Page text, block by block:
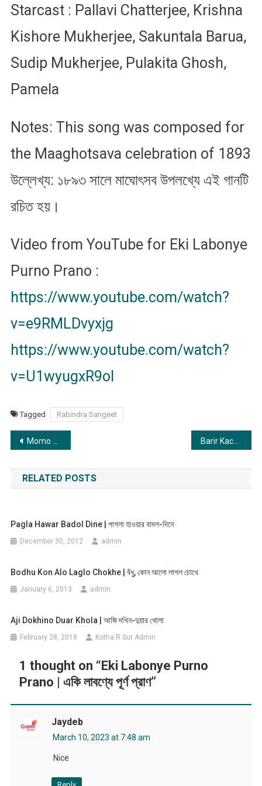
Starcast : Pallavi Chatterjee, Krishna
Kishore Mukherjee, Sakuntala Barua,
Sudip Mukherjee, Pulakita Ghosh,
Pamela
Notes: This song was composed for
the Maaghotsava celebration of 1893
উল্লেখ্য: ১৮৯৩ সালে মাঘোৎসব উপলখ্যে এই গানটি
রচিত হ​য়।
Video from YouTube for Eki Labonye
Purno Prano :
https://www.youtube.com/watch?
v=e9RMLDvyxjg
https://www.youtube.com/watch?
v=U1wyugxR9oI
Tagged Rabindra Sangeet
Post
navigation
Momo Chitte | মম চিত্তে
RELATED POSTS
Pagla Hawar Badol Dine | পাগলা হাওয়ার বাদল-দিনে
December 30, 2012 admin
Bodhu Kon Alo Laglo Chokhe | বঁধু, কোন আলো লাগল চোখে
January 6, 2013 admin
Aji Dokhino Duar Khola | আজি দখিন-দুয়ার খোলা
February 28, 2018 Kotha R Sur Admin
1 thought on “Eki Labonye Purno
Prano | একি লাবণ্যে পূর্ণ প্রাণ”
Jaydeb
March 10, 2023 at 7:48 am
Nice